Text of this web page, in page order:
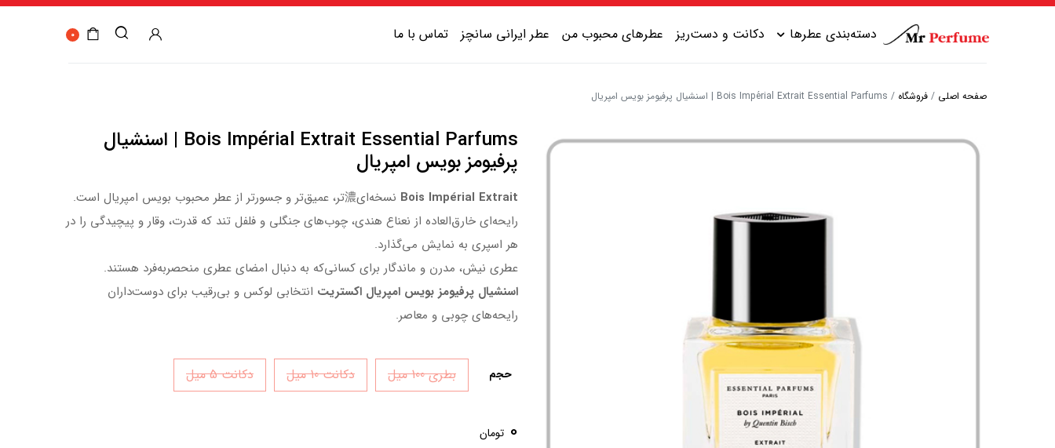
دسته‌بندی عطرها
عطر زنانه گرم
عطر مردانه تلخ
دکانت و دست‌ریز عطرهای محبوب من عطر ایرانی سانچز تماس با ما 0
صفحه اصلی / فروشگاه / Bois Impérial Extrait Essential Parfums | اسنشیال پرفیومز بویس امپریال
Bois Impérial Extrait Essential Parfums | اسنشیال
پرفیومز بویس امپریال
Bois Impérial Extrait نسخه‌ای濃‌تر، عمیق‌تر و جسورتر از عطر محبوب بویس امپریال است.
رایحه‌ای خارق‌العاده از نعناع هندی، چوب‌های جنگلی و فلفل تند که قدرت، وقار و پیچیدگی را در
هر اسپری به نمایش می‌گذارد.
عطری نیش، مدرن و ماندگار برای کسانی‌که به دنبال امضای عطری منحصر‌به‌فرد هستند.
اسنشیال پرفیومز بویس امپریال اکستریت انتخابی لوکس و بی‌رقیب برای دوست‌داران
رایحه‌های چوبی و معاصر.
حجم بطری 100 میل دکانت 10 میل دکانت 5 میل
0 تومان